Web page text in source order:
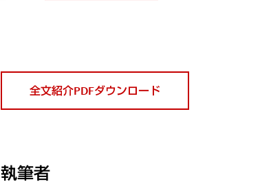
全文紹介PDFダウンロード
執筆者